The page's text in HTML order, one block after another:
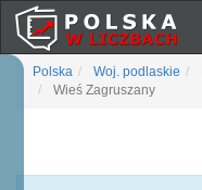
Polska Woj. podlaskie
Wieś Zagruszany